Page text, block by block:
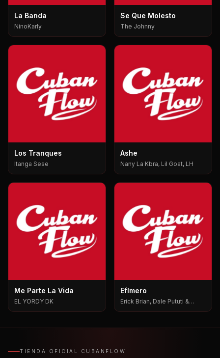
La Banda
NinoKarly
Se Que Molesto
The Johnny
Los Tranques
Itanga Sese
Ashe
Nany La Kbra, Lil Goat, LH
Me Parte La Vida
EL YORDY DK
Efímero
Erick Brian, Dale Pututi &
TIENDA OFICIAL CUBANFLOW